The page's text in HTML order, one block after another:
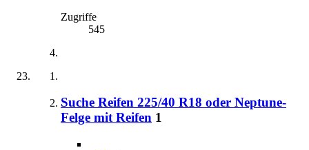
Zugriffe
545
Suche Reifen 225/40 R18 oder Neptune-
Felge mit Reifen 1